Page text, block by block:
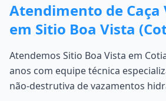
Atendimento de Caça
em Sitio Boa Vista
Atendemos Sitio Boa Vista em
anos com equipe técnica
não-destrutiva de vazamentos